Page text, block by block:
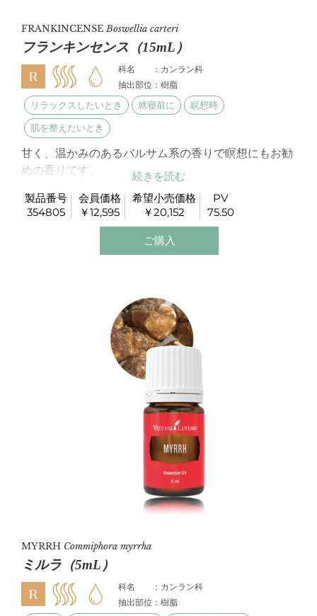
FRANKINCENSEBoswellia carteri
フランキンセンス（15mL）
科名 ：カンラン科
抽出部位：樹脂
リラックスしたいとき 就寝前に 瞑想時
肌を整えたいとき
甘く、温かみのあるバルサム系の香りで瞑想にもお勧
めの香りです。
製品番号
354805
会員価格
￥12,595
希望小売価格
￥20,152
PV
75.50
ご購入
MYRRH Commiphora myrrha
ミルラ（5mL）
科名 ：カンラン科
抽出部位：樹脂